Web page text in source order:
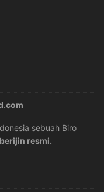
sebuah Biro
berijin resmi.